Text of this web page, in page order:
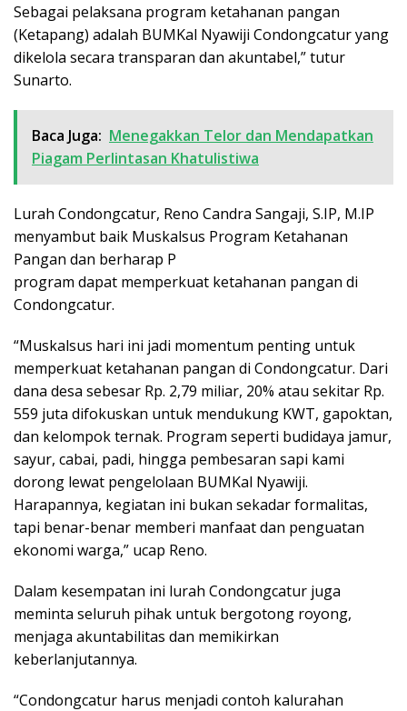
Sebagai pelaksana program ketahanan pangan
(Ketapang) adalah BUMKal Nyawiji Condongcatur yang
dikelola secara transparan dan akuntabel,” tutur
Sunarto.
Baca Juga: Menegakkan Telor dan Mendapatkan
Piagam Perlintasan Khatulistiwa
Lurah Condongcatur, Reno Candra Sangaji, S.IP, M.IP
menyambut baik Muskalsus Program Ketahanan
Pangan dan berharap P
program dapat memperkuat ketahanan pangan di
Condongcatur.
“Muskalsus hari ini jadi momentum penting untuk
memperkuat ketahanan pangan di Condongcatur. Dari
dana desa sebesar Rp. 2,79 miliar, 20% atau sekitar Rp.
559 juta difokuskan untuk mendukung KWT, gapoktan,
dan kelompok ternak. Program seperti budidaya jamur,
sayur, cabai, padi, hingga pembesaran sapi kami
dorong lewat pengelolaan BUMKal Nyawiji.
Harapannya, kegiatan ini bukan sekadar formalitas,
tapi benar-benar memberi manfaat dan penguatan
ekonomi warga,” ucap Reno.
Dalam kesempatan ini lurah Condongcatur juga
meminta seluruh pihak untuk bergotong royong,
menjaga akuntabilitas dan memikirkan
keberlanjutannya.
“Condongcatur harus menjadi contoh kalurahan